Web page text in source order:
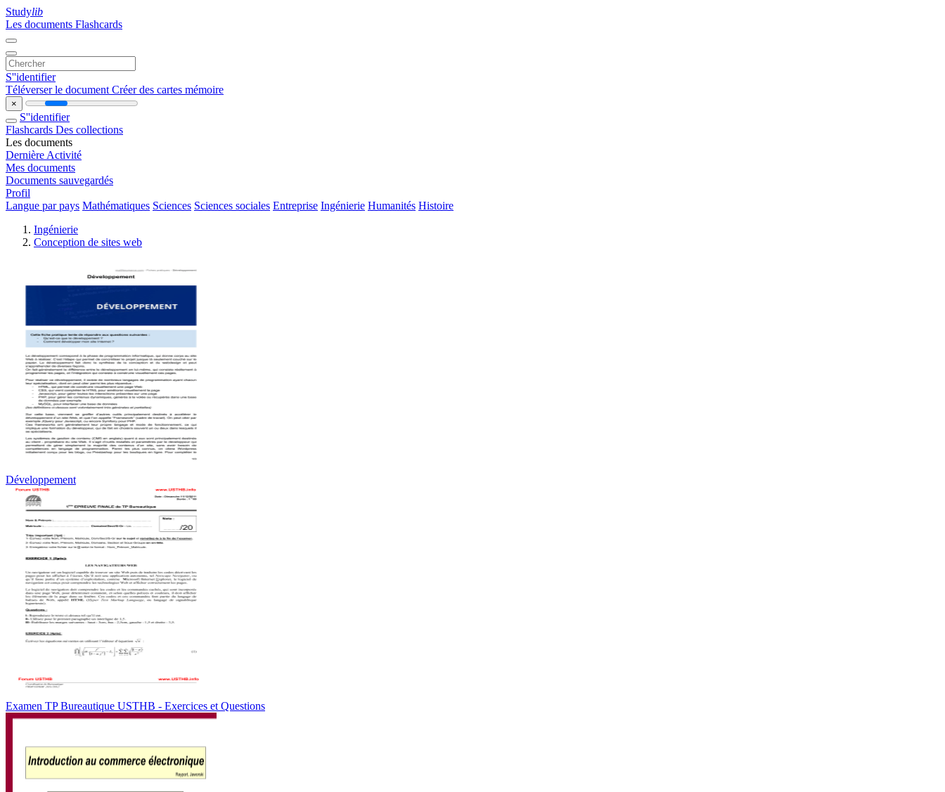
Studylib
Les documents Flashcards
S''identifier
Téléverser le document Créer des cartes mémoire
×
S''identifier
Flashcards Des collections
Les documents
Dernière Activité
Mes documents
Documents sauvegardés
Profil
Langue par pays Mathématiques Sciences Sciences sociales Entreprise Ingénierie Humanités Histoire
Ingénierie
Conception de sites web
Développement
Examen TP Bureautique USTHB - Exercices et Questions